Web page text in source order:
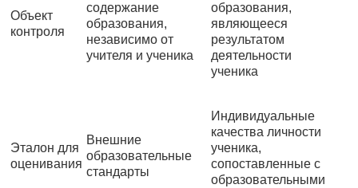
Объект
контроля
содержание
образования,
независимо от
учителя и ученика
образования,
являющееся
результатом
деятельности
ученика
Эталон для
оценивания
Внешние
образовательные
стандарты
Индивидуальные
качества личности
ученика,
сопоставленные с
образовательными